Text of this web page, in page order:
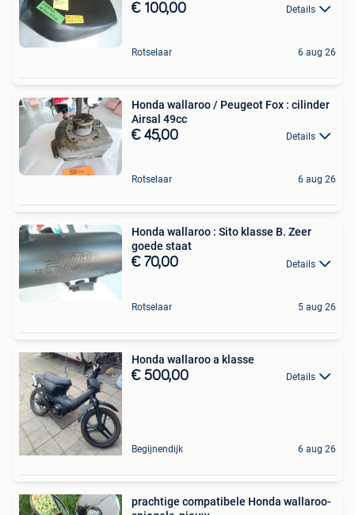
€ 100,00 Details
Rotselaar 6 aug 26
Honda wallaroo / Peugeot Fox : cilinder
Airsal 49cc
€ 45,00 Details
Rotselaar 6 aug 26
Honda wallaroo : Sito klasse B. Zeer
goede staat
€ 70,00 Details
Rotselaar 5 aug 26
Honda wallaroo a klasse
€ 500,00 Details
Begijnendijk 6 aug 26
prachtige compatibele Honda wallaroo-